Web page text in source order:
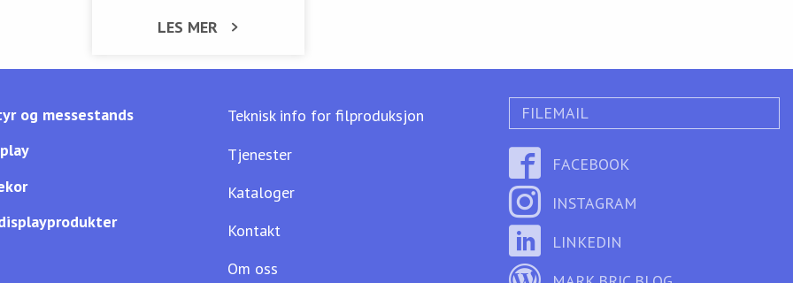
LES MER
og messestands
Teknisk info for filproduksjon
Tjenester
Kataloger
Kontakt
Om oss
FILEMAIL
FACEBOOK
INSTAGRAM
LINKEDIN